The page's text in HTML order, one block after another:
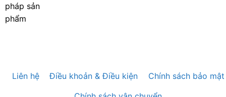
pháp sản
phẩm
Liên hệ Điều khoản & Điều kiện
Chính sách bảo mật